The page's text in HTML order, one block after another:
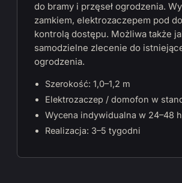
do bramy i przęseł ogrodzenia.
zamkiem, elektrozaczepem pod
kontrolą dostępu. Możliwa także
samodzielne zlecenie do
ogrodzenia.
Szerokość: 1,0–1,2 m
Elektrozaczep / domofon w
Wycena indywidualna w 24–48 h
Realizacja: 3–5 tygodni